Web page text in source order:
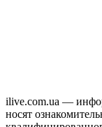
ilive.com.ua —
носят